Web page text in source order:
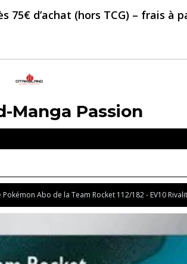
75€ d’achat (hors TCG) – frais à
Manga Passion
Pokémon Abo de la Team Rocket 112/182 - EV10